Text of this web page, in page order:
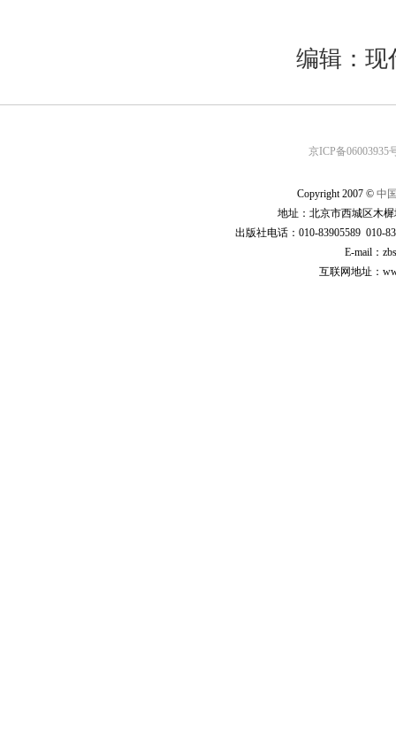
编辑：
京ICP备06003935
Copyright 2007 © 中
地址：北京市西城区木
出版社电话：010-83905589 010-
E-mail：
互联网地址：